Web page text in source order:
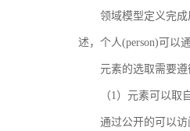
领域模型定义完
述，个人(person)可以
元素的选取需要
（1）元素可以取
通过公开的可以